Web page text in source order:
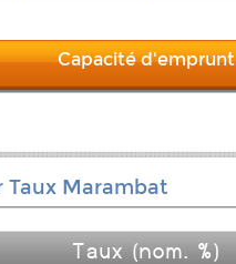
Capacité d'emprunt
Taux Marambat
Taux (nom. %)